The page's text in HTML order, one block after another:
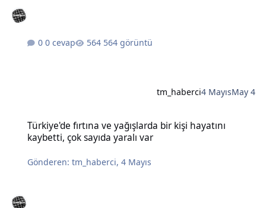
0 cevap 564 görüntü
tm_haberci4 MayısMay 4
Türkiye'de fırtına ve yağışlarda bir kişi hayatını
kaybetti, çok sayıda yaralı var
Gönderen:tm_haberci,4 Mayıs